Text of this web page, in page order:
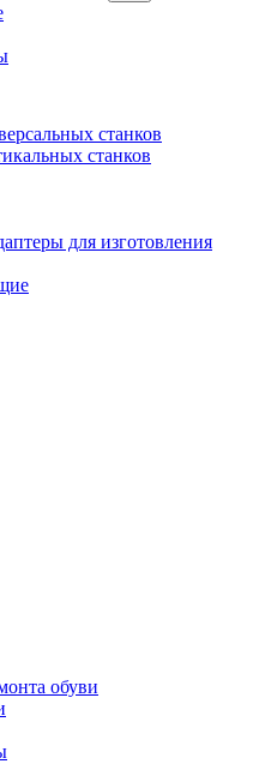
станков
станков
для изготовления
обуви